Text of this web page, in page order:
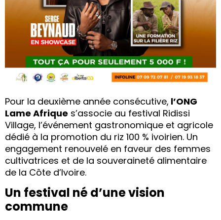
Pour la deuxième année consécutive, l’ONG
Lame Afrique s’associe au festival Ridissi
Village, l’événement gastronomique et agricole
dédié à la promotion du riz 100 % ivoirien. Un
engagement renouvelé en faveur des femmes
cultivatrices et de la souveraineté alimentaire
de la Côte d’Ivoire.
Un festival né d’une vision
commune